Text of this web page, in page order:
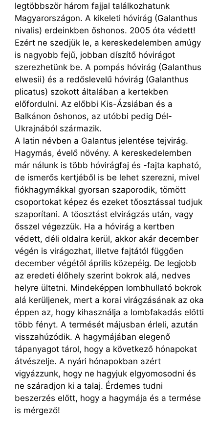
legtöbbször három fajjal találkozhatunk
Magyarországon. A kikeleti hóvirág (Galanthus
nivalis) erdeinkben őshonos. 2005 óta védett!
Ezért ne szedjük le, a kereskedelemben amúgy
is nagyobb fejű, jobban díszítő hóvirágot
szerezhetünk be. A pompás hóvirág (Galanthus
elwesii) és a redőslevelű hóvirág (Galanthus
plicatus) szokott általában a kertekben
előfordulni. Az előbbi Kis-Ázsiában és a
Balkánon őshonos, az utóbbi pedig Dél-
Ukrajnából származik.
A latin névben a Galantus jelentése tejvirág.
Hagymás, évelő növény. A kereskedelemben
már nálunk is több hóvirágfaj és -fajta kapható,
de ismerős kertjéből is be lehet szerezni, mivel
fiókhagymákkal gyorsan szaporodik, tömött
csoportokat képez és ezeket tőosztással tudjuk
szaporítani. A tőosztást elvirágzás után, vagy
ősszel végezzük. Ha a hóvirág a kertben
védett, déli oldalra kerül, akkor akár december
végén is virágozhat, illetve fajtától függően
december végétől április közepéig. De legjobb
az eredeti élőhely szerint bokrok alá, nedves
helyre ültetni. Mindeképpen lombhullató bokrok
alá kerüljenek, mert a korai virágzásának az oka
éppen az, hogy kihasználja a lombfakadás előtti
több fényt. A termését májusban érleli, azután
visszahúzódik. A hagymájában elegenő
tápanyagot tárol, hogy a következő hónapokat
átvészelje. A nyári hónapokban azért
vigyázzunk, hogy ne hagyjuk elgyomosodni és
ne száradjon ki a talaj. Érdemes tudni
beszerzés előtt, hogy a hagymája és a termése
is mérgező!